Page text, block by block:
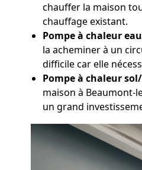
chauffer la maison
chauffage existant.
Pompe à chaleur
la acheminer à un
difficile car elle
Pompe à chaleur
maison à Beaumont-
un grand